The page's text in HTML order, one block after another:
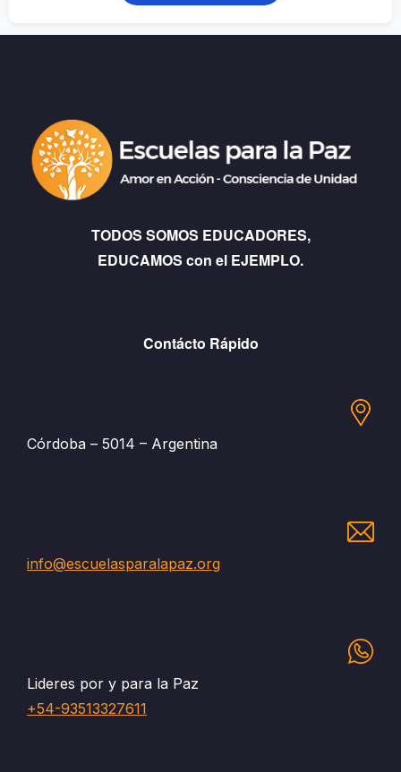
TODOS SOMOS EDUCADORES,
EDUCAMOS con el EJEMPLO.
Contácto Rápido
Córdoba – 5014 – Argentina
info@escuelasparalapaz.org
Lideres por y para la Paz
+54-93513327611